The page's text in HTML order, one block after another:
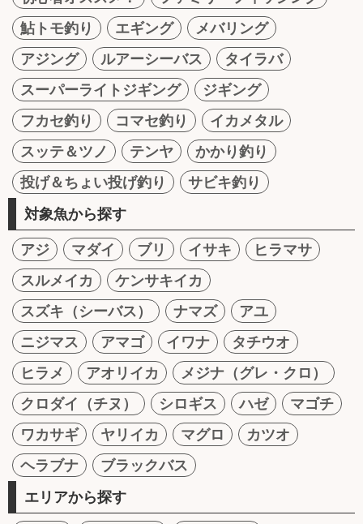
鮎トモ釣り
エギング
メバリング
アジング
ルアーシーバス
タイラバ
スーパーライトジギング
ジギング
フカセ釣り
コマセ釣り
イカメタル
スッテ＆ツノ
テンヤ
かかり釣り
投げ＆ちょい投げ釣り
サビキ釣り
対象魚から探す
アジ マダイ ブリ イサキ
ヒラマサ
スルメイカ
ケンサキイカ
スズキ（シーバス）
ナマズ
アユ
ニジマス
アマゴ イワナ
タチウオ
ヒラメ
アオリイカ
メジナ（グレ・クロ）
クロダイ（チヌ）
シロギス ハゼ
マゴチ
ワカサギ
ヤリイカ マグロ
カツオ
ヘラブナ
ブラックバス
エリアから探す